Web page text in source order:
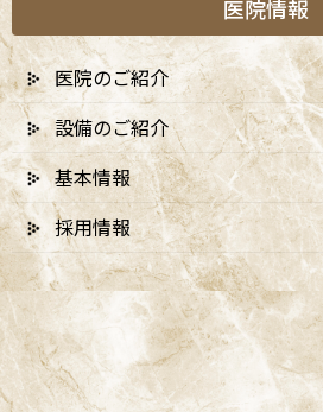
医院情報
医院のご紹介
設備のご紹介
基本情報
採用情報